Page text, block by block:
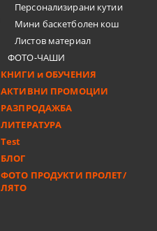
Персонализирани кутии
Мини баскетболен кош
Листов материал
ФОТО-ЧАШИ
КНИГИ и ОБУЧЕНИЯ
АКТИВНИ ПРОМОЦИИ
РАЗПРОДАЖБА
ЛИТЕРАТУРА
Test
БЛОГ
ФОТО ПРОДУКТИ ПРОЛЕТ/
ЛЯТО